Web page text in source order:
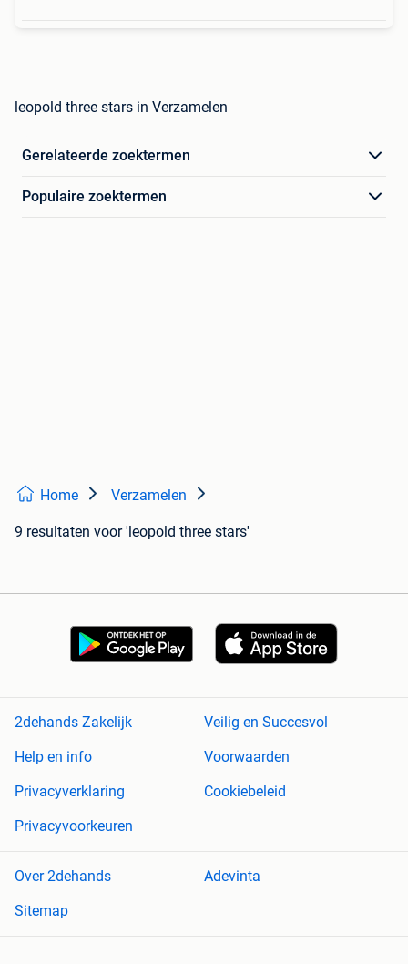
leopold three stars in Verzamelen
Gerelateerde zoektermen
Populaire zoektermen
Home Verzamelen
9 resultaten voor 'leopold three stars'
2dehands Zakelijk
Veilig en Succesvol
Help en info
Voorwaarden
Privacyverklaring
Cookiebeleid
Privacyvoorkeuren
Over 2dehands
Adevinta
Sitemap